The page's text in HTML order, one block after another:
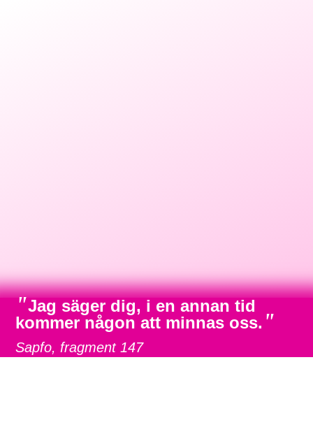
"Jag säger dig, i en annan tid
kommer någon att minnas oss. "
Sapfo, fragment 147